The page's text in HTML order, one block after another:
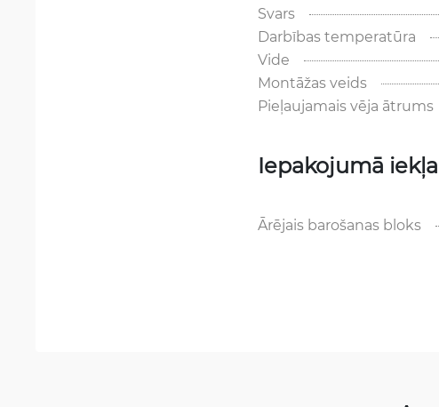
Svars
Darbības temperatūra
Vide
Montāžas veids
Pieļaujamais vēja ātrums
Iepakojumā
Ārējais barošanas bloks